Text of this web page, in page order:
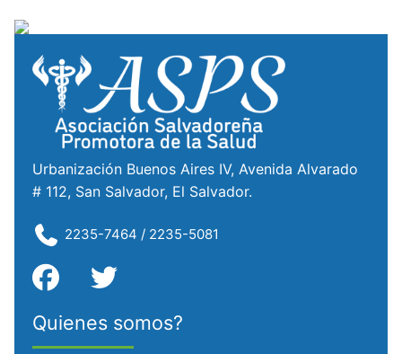
Urbanización Buenos Aires IV, Avenida Alvarado
# 112, San Salvador, El Salvador.
2235-7464 / 2235-5081
Quienes somos?